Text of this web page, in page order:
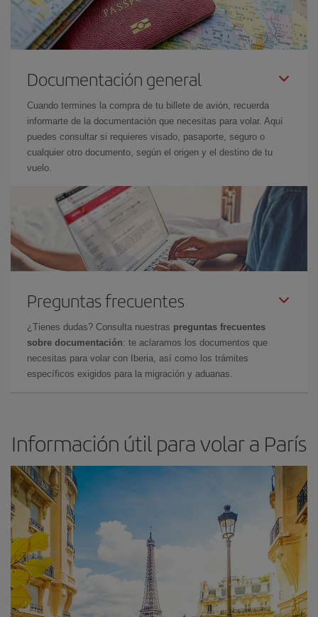
Documentación general
Cuando termines la compra de tu billete de avión, recuerda
informarte de la documentación que necesitas para volar. Aquí
puedes consultar si requieres visado, pasaporte, seguro o
cualquier otro documento, según el origen y el destino de tu
vuelo.
Preguntas frecuentes
¿Tienes dudas? Consulta nuestras preguntas frecuentes
sobre documentación: te aclaramos los documentos que
necesitas para volar con Iberia, así como los trámites
específicos exigidos para la migración y aduanas.
Información útil para volar a París